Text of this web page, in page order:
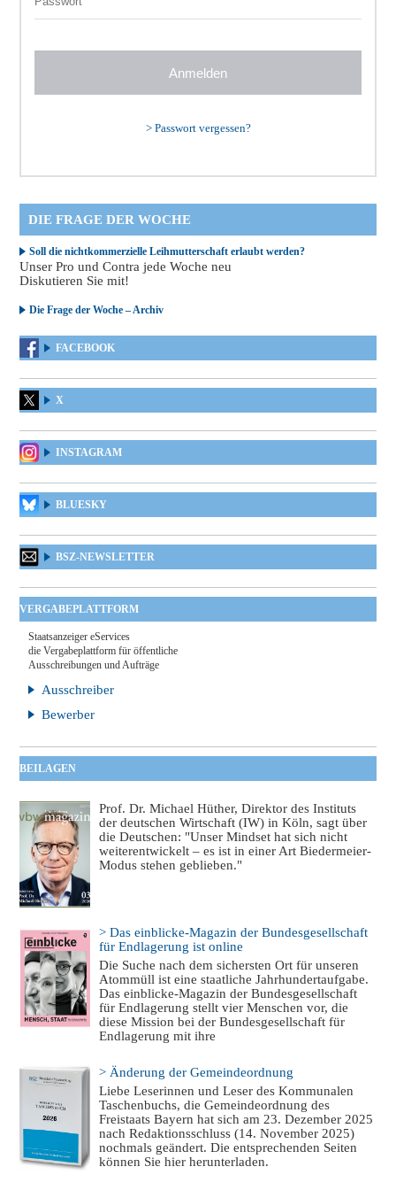
> Passwort vergessen?
DIE FRAGE DER WOCHE
Soll die nichtkommerzielle Leihmutterschaft erlaubt werden?
Unser Pro und Contra jede Woche neu
Diskutieren Sie mit!
Die Frage der Woche – Archiv
FACEBOOK
X
INSTAGRAM
BLUESKY
BSZ-NEWSLETTER
VERGABEPLATTFORM
Staatsanzeiger eServices
die Vergabeplattform für öffentliche
Ausschreibungen und Aufträge
Ausschreiber
Bewerber
BEILAGEN
Prof. Dr. Michael Hüther, Direktor des Instituts
der deutschen Wirtschaft (IW) in Köln, sagt über
die Deutschen: "Unser Mindset hat sich nicht
weiterentwickelt – es ist in einer Art Biedermeier-
Modus stehen geblieben."
> Das einblicke-Magazin der Bundesgesellschaft
für Endlagerung ist online
Die Suche nach dem sichersten Ort für unseren
Atommüll ist eine staatliche Jahrhundertaufgabe.
Das einblicke-Magazin der Bundesgesellschaft
für Endlagerung stellt vier Menschen vor, die
diese Mission bei der Bundesgesellschaft für
Endlagerung mit ihre
> Änderung der Gemeindeordnung
Liebe Leserinnen und Leser des Kommunalen
Taschenbuchs, die Gemeindeordnung des
Freistaats Bayern hat sich am 23. Dezember 2025
nach Redaktionsschluss (14. November 2025)
nochmals geändert. Die entsprechenden Seiten
können Sie hier herunterladen.